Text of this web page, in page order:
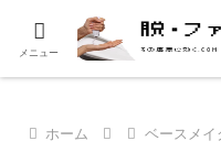
ホーム ベースメイ
メニュー